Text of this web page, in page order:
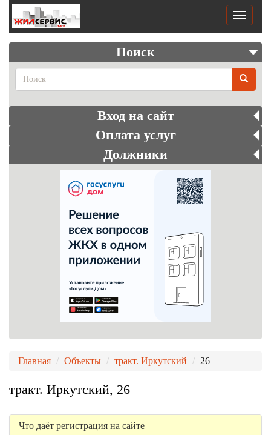
Перейти
основному
содержанию
Toggle
Поиск
Вход на сайт
Оплата услуг
Должники
Главная Объекты тракт. Иркутский 26
тракт. Иркутский, 26
Что даёт регистрация на сайте